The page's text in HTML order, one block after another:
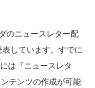
のニュースレター配
しています。すでに
は『ニュースレタ
テンツの作成が可能